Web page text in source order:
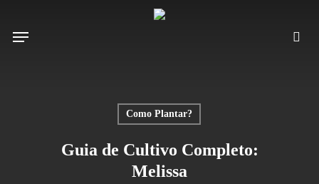
Menu
Como Plantar?
Guia de Cultivo Completo:
Melissa